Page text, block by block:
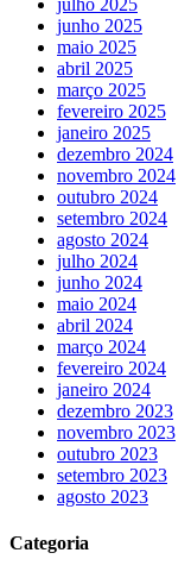
junho 2025
maio 2025
abril 2025
março 2025
fevereiro 2025
janeiro 2025
dezembro 2024
novembro 2024
outubro 2024
setembro 2024
agosto 2024
julho 2024
junho 2024
maio 2024
abril 2024
março 2024
fevereiro 2024
janeiro 2024
dezembro 2023
novembro 2023
outubro 2023
setembro 2023
agosto 2023
Categoria